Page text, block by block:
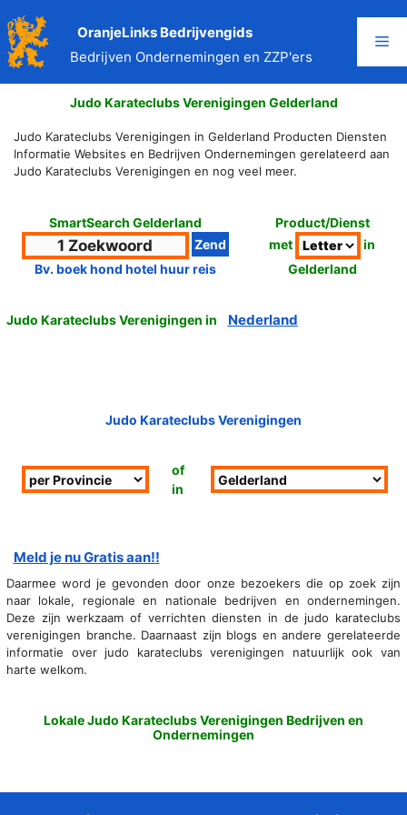
naar
de
inhoud
OranjeLinks Bedrijvengids
Bedrijven Ondernemingen en ZZP'ers
Judo Karateclubs Verenigingen Gelderland
Judo Karateclubs Verenigingen in Gelderland Producten Diensten
Informatie Websites en Bedrijven Ondernemingen gerelateerd aan
Judo Karateclubs Verenigingen en nog veel meer.
SmartSearch Gelderland
Bv. boek hond hotel huur reis
Product/Dienst
met
in
Gelderland
Judo Karateclubs Verenigingen in Nederland
Judo Karateclubs Verenigingen
of
in
Meld je nu Gratis aan!!
Daarmee word je gevonden door onze bezoekers die op zoek zijn
naar lokale, regionale en nationale bedrijven en ondernemingen.
Deze zijn werkzaam of verrichten diensten in de judo karateclubs
verenigingen branche. Daarnaast zijn blogs en andere gerelateerde
informatie over judo karateclubs verenigingen natuurlijk ook van
harte welkom.
Lokale Judo Karateclubs Verenigingen Bedrijven en
Ondernemingen